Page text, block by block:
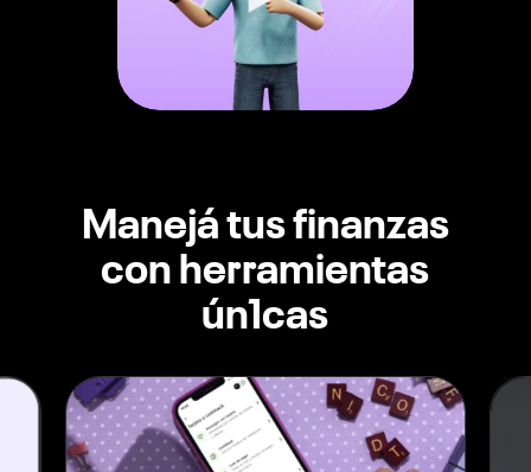
Manejá tus finanzas
con herramientas
ún1cas